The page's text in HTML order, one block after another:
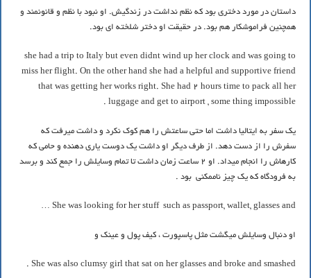
داستان در مورد دختری بود که نظم نداشت در زندگیش. او نبود با نظم و قانونمند و
همچنین فراموشکار هم بود. در حقیقت او دختر شلخته ای بود.
she had a trip to Italy but even didnt wind up her clock and was going to
miss her flight. On the other hand she had a helpful and supportive friend
that was getting her works right. She had 2 hours time to pack all her
luggage and get to airport , some thing impossible.
یک سفر به ایتالیا داشت اما حتی ساعتش را هم کوک نکرد و داشت میرفت که
سفرش را از دست دهد. از طرف دیگر او داشت یک دوست یاری دهنده و حامی که
کارهاش را انجام میداد. او 2 ساعت زمان داشت تا تمام وسایلش را جمع کند و برسد
به فرودگاه که یک چیز ناممکنی بود .
She was looking for her stuff such as passport, wallet, glasses and …
او دنبال وسایلش میگشت مثل پاسپورت ، کیف پول و عینک و
She was also clumsy girl that sat on her glasses and broke and smashed .